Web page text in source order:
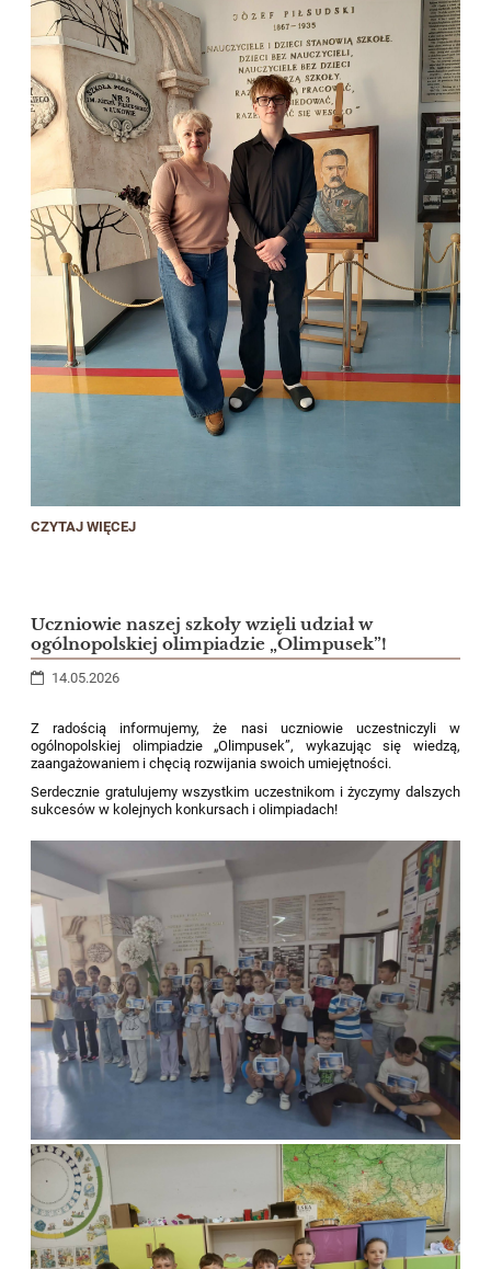
WIELKI
CZYTAJ WIĘCEJ
Uczniowie naszej szkoły wzięli udział w
ogólnopolskiej olimpiadzie „Olimpusek”!
14.05.2026
Z radością informujemy, że nasi uczniowie uczestniczyli w
ogólnopolskiej olimpiadzie „Olimpusek”, wykazując się wiedzą,
zaangażowaniem i chęcią rozwijania swoich umiejętności.
Serdecznie gratulujemy wszystkim uczestnikom i życzymy dalszych
sukcesów w kolejnych konkursach i olimpiadach!